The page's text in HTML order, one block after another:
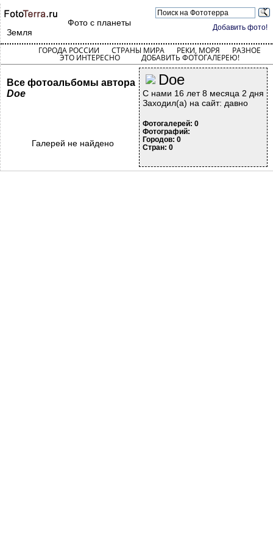
Добавить фото!
Фото с планеты
Земля
ГОРОДА РОССИИ СТРАНЫ МИРА РЕКИ, МОРЯ РАЗНОЕ
ЭТО ИНТЕРЕСНО ДОБАВИТЬ ФОТОГАЛЕРЕЮ!
Doe
С нами 16 лет 8 месяца 2 дня
Заходил(а) на сайт: давно
Фотогалерей: 0
Фотографий:
Городов: 0
Стран: 0
Все фотоальбомы автора
Doe
Галерей не найдено